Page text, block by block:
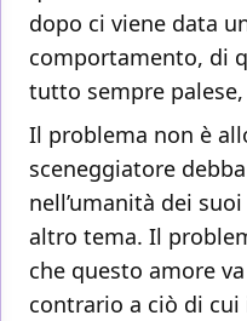
dopo ci viene data
comportamento, di
tutto sempre
Il problema non è
sceneggiatore
nell’umanità dei
altro tema. Il
che questo amore
contrario a ciò di